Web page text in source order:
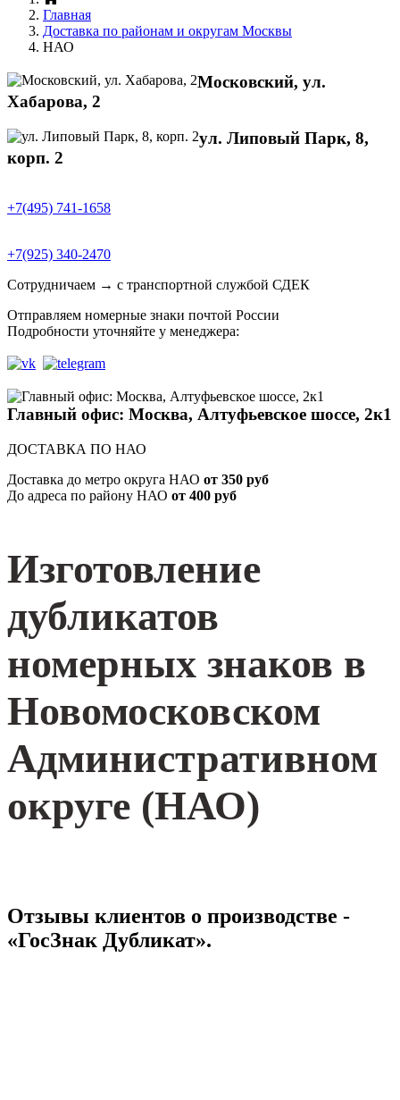
Главная
Доставка по районам и округам Москвы
НАО
Московский, ул.
Хабарова, 2
ул. Липовый Парк, 8,
корп. 2
+7(495) 741-1658
+7(925) 340-2470
Сотрудничаем → с транспортной службой СДЕК
Отправляем номерные знаки почтой России
Подробности уточняйте у менеджера:
Главный офис: Москва, Алтуфьевское шоссе, 2к1
ДОСТАВКА ПО НАО
Доставка до метро округа НАО от 350 руб
До адреса по району НАО от 400 руб
Изготовление
дубликатов
номерных знаков в
Новомосковском
Административном
округе (НАО)
Отзывы клиентов о производстве -
«ГосЗнак Дубликат».